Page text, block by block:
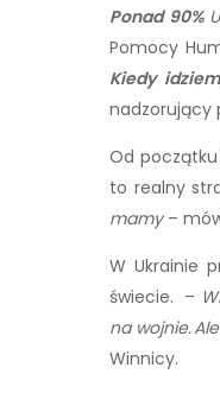
Ponad 90%
Pomocy
Kiedy
nadzorujący
Od
to realny
mamy–
W Ukrainie
świecie. –
na wojnie.
Winnicy.